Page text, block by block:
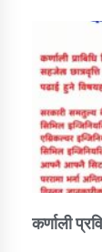
कर्णाली